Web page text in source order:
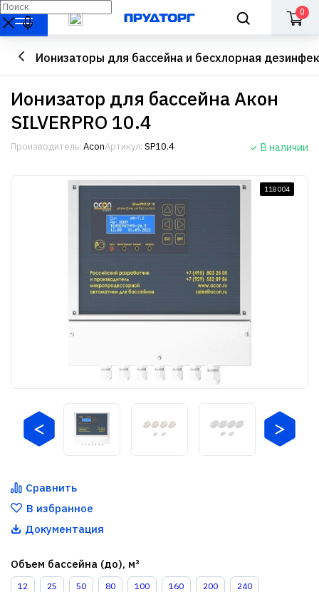
0
Ионизаторы для бассейна и бесхлорная
Ионизатор для бассейна Акон
SILVERPRO 10.4
Производитель: AconАртикул: SP10.4 В наличии
118004
Сравнить
В избранное
Документация
Объем бассейна (до), м³
12 25 50 80 100 160 200 240